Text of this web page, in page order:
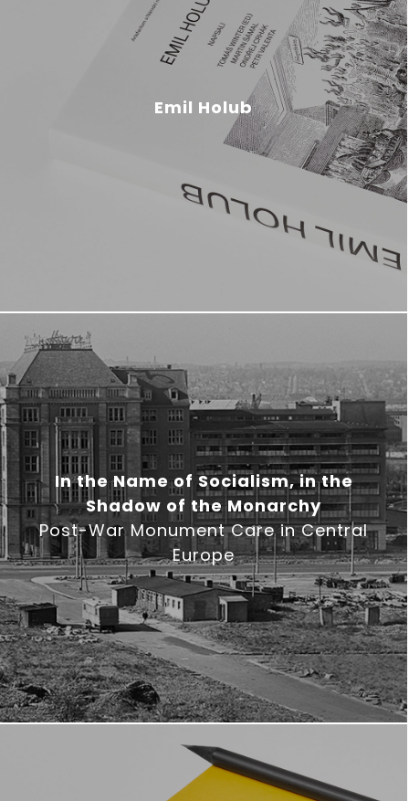
Emil Holub
In the Name of Socialism, in the
Shadow of the Monarchy
Post-War Monument Care in Central
Europe